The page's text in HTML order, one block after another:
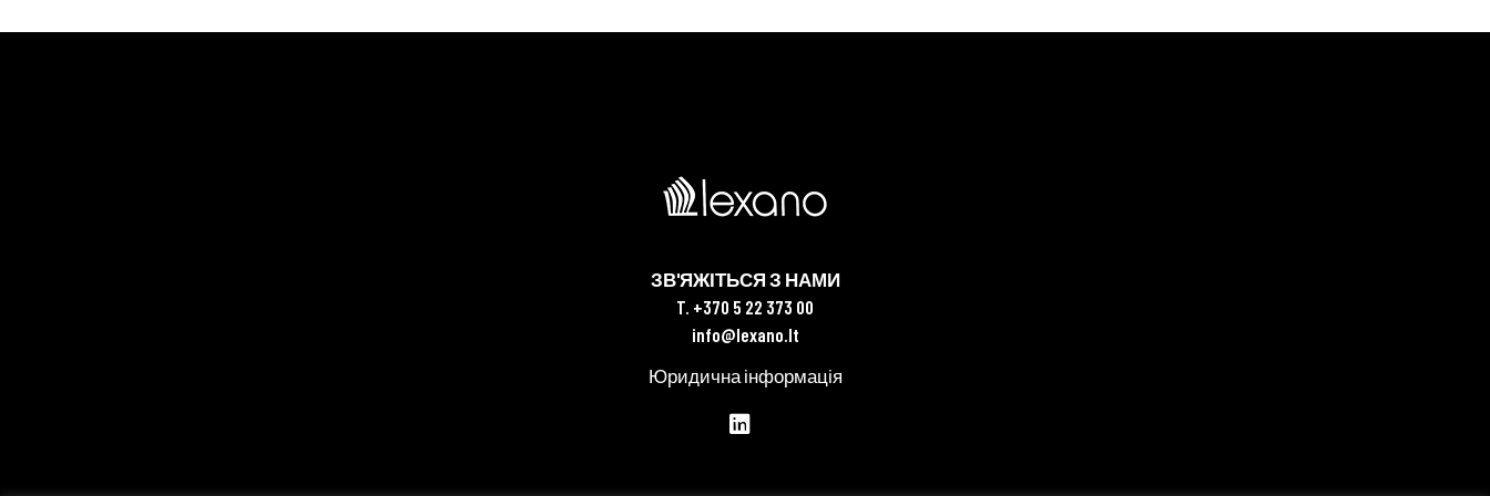
ЗВ'ЯЖІТЬСЯ З НАМИ
T. +370 5 22 373 00
info@lexano.lt
Юридична інформація